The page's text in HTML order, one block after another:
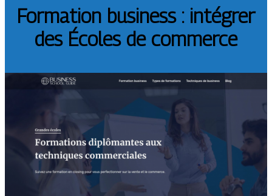
Formation business : intégrer
des Écoles de commerce